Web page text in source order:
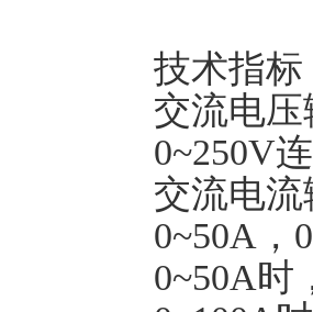
技术指标
交流电压
0~250V
交流电流
0~50A，
0~50A时